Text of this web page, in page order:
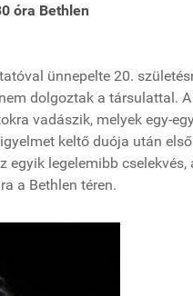
óra Bethlen
ünnepelte 20.
dolgoztak a társulattal.
vadászik, melyek egy-
keltő duója után
legelemibb
a Bethlen téren.